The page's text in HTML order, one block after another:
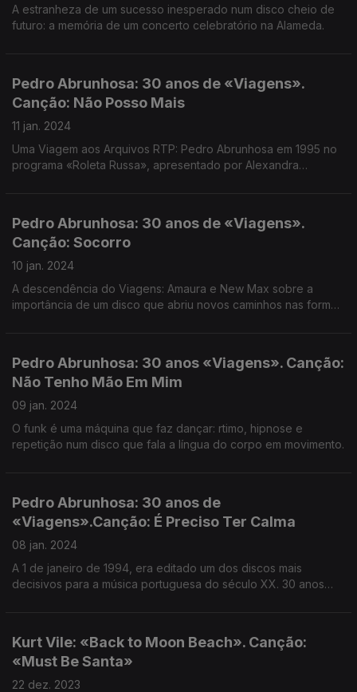
A estranheza de um sucesso inesperado num disco cheio de
futuro: a memória de um concerto celebratório na Alameda.
Pedro Abrunhosa: 30 anos de «Viagens».
Canção: Não Posso Mais
11 jan. 2024
Uma Viagem aos Arquivos RTP: Pedro Abrunhosa em 1995 no
programa «Roleta Russa», apresentado por Alexandra
Pedro Abrunhosa: 30 anos de «Viagens».
Canção: Socorro
10 jan. 2024
A descendência do Viagens: Amaura e New Max sobre a
importância de um disco que abriu novos caminhos nas formas
Pedro Abrunhosa: 30 anos «Viagens». Canção:
Não Tenho Mão Em Mim
09 jan. 2024
O funk é uma máquina que faz dançar: rtimo, hipnose e
repetição num disco que fala a língua do corpo em movimento.
Pedro Abrunhosa: 30 anos de
«Viagens».Canção: É Preciso Ter Calma
08 jan. 2024
A 1 de janeiro de 1994, era editado um dos discos mais
decisivos para a música portuguesa do século XX. 30 anos
Kurt Vile: «Back to Moon Beach». Canção:
«Must Be Santa»
22 dez. 2023